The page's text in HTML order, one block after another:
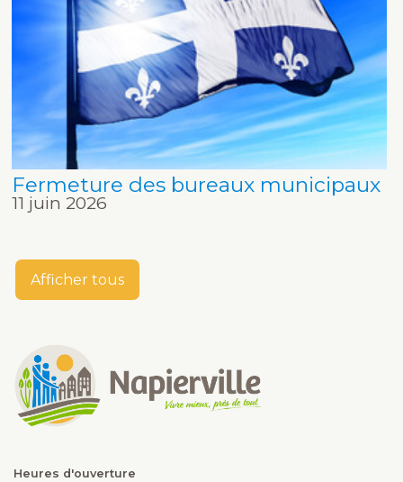
Fermeture des bureaux municipaux
11 juin 2026
Afficher tous
Heures d'ouverture